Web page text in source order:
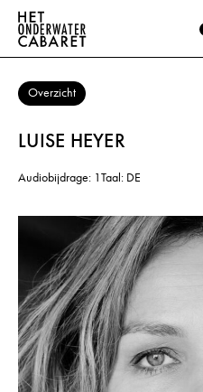
Overzicht
LUISE HEYER
Audiobijdrage: 1Taal: DE